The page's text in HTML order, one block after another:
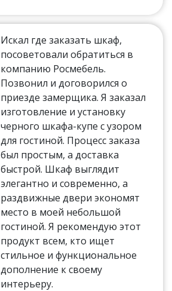
Искал где заказать шкаф,
посоветовали обратиться в
компанию Росмебель.
Позвонил и договорился о
приезде замерщика. Я заказал
изготовление и установку
черного шкафа-купе с узором
для гостиной. Процесс заказа
был простым, а доставка
быстрой. Шкаф выглядит
элегантно и современно, а
раздвижные двери экономят
место в моей небольшой
гостиной. Я рекомендую этот
продукт всем, кто ищет
стильное и функциональное
дополнение к своему
интерьеру.